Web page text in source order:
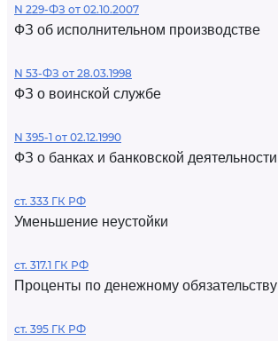
N 229-ФЗ от 02.10.2007
ФЗ об исполнительном производстве
N 53-ФЗ от 28.03.1998
ФЗ о воинской службе
N 395-1 от 02.12.1990
ФЗ о банках и банковской деятельности
ст. 333 ГК РФ
Уменьшение неустойки
ст. 317.1 ГК РФ
Проценты по денежному обязательству
ст. 395 ГК РФ